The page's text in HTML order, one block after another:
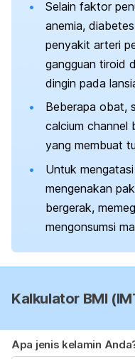
Selain faktor
anemia,
penyakit arteri
gangguan tiroid
dingin pada
Beberapa obat,
calcium channel
yang membuat
Untuk
mengenakan
bergerak,
mengonsumsi
Kalkulator BMI
Apa jenis kelamin